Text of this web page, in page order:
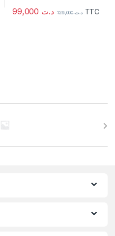
د.ت د.ت129,000 TTC